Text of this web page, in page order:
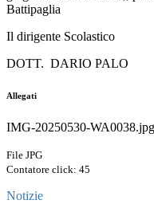
Battipaglia
Il dirigente Scolastico
DOTT. DARIO PALO
Allegati
IMG-20250530-WA0038.jpg
File JPG
Contatore click: 45
Notizie